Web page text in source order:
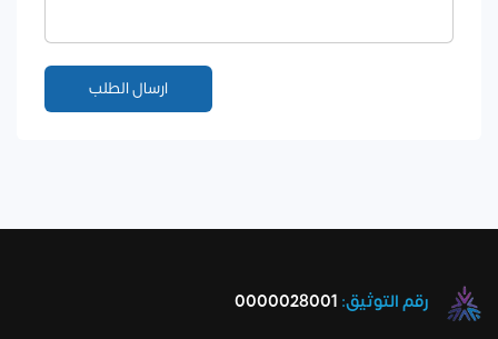
رقم التوثيق: 0000028001